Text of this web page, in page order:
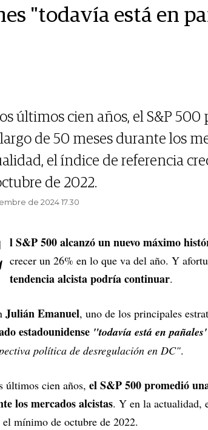
"todavía está en
últimos cien años, el S&P 500
de 50 meses durante los
el índice de referencia
de 2022.
de 2024 17.30
l S&P 500 alcanzó un nuevo máximo
crecer un 26% en lo que va del año. Y
tendencia alcista podría continuar.
Julián Emanuel, uno de los principales
estadounidense "todavía está en
política de desregulación en DC".
últimos cien años, el S&P 500 promedió
los mercados alcistas. Y en la actualidad,
el mínimo de octubre de 2022.